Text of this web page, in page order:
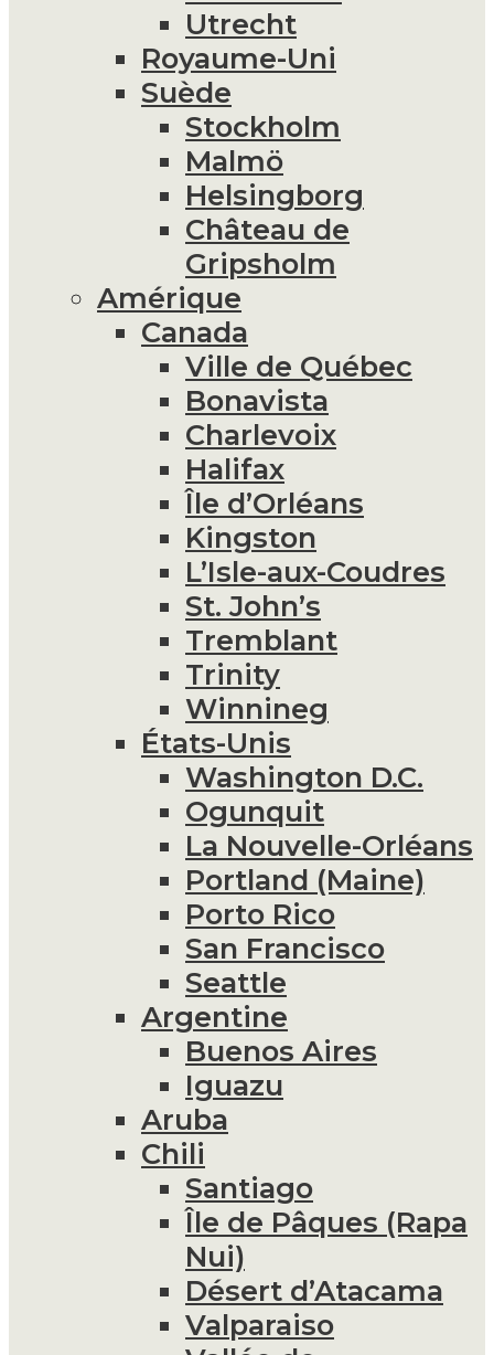
Utrecht
Royaume-Uni
Suède
Stockholm
Malmö
Helsingborg
Château de
Gripsholm
Amérique
Canada
Ville de Québec
Bonavista
Charlevoix
Halifax
Île d’Orléans
Kingston
L’Isle-aux-Coudres
St. John’s
Tremblant
Trinity
Winnineg
États-Unis
Washington D.C.
Ogunquit
La Nouvelle-Orléans
Portland (Maine)
Porto Rico
San Francisco
Seattle
Argentine
Buenos Aires
Iguazu
Aruba
Chili
Santiago
Île de Pâques (Rapa
Nui)
Désert d’Atacama
Valparaiso